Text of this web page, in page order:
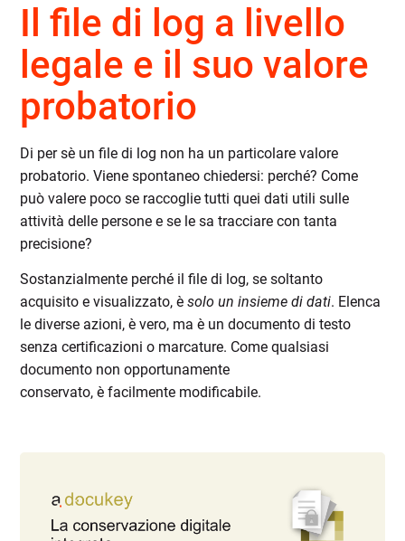
Il file di log a livello
legale e il suo valore
probatorio
Di per sè un file di log non ha un particolare valore
probatorio. Viene spontaneo chiedersi: perché? Come
può valere poco se raccoglie tutti quei dati utili sulle
attività delle persone e se le sa tracciare con tanta
precisione?
Sostanzialmente perché il file di log, se soltanto
acquisito e visualizzato, èsolo un insieme di dati. Elenca
le diverse azioni, è vero, ma è un documento di testo
senza certificazioni o marcature. Come qualsiasi
documento non opportunamente
conservato, è facilmente modificabile.